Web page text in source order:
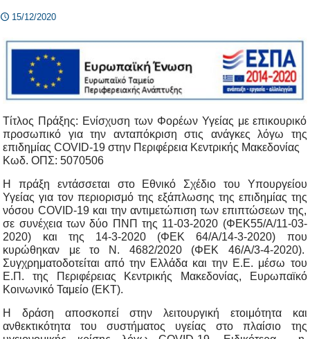
15/12/2020
Τίτλος Πράξης: Ενίσχυση των Φορέων Υγείας με επικουρικό
προσωπικό για την ανταπόκριση στις ανάγκες λόγω της
επιδημίας COVID-19 στην Περιφέρεια Κεντρικής Μακεδονίας
Κωδ. ΟΠΣ: 5070506
Η πράξη εντάσσεται στο Εθνικό Σχέδιο του Υπουργείου
Υγείας για τον περιορισμό της εξάπλωσης της επιδημίας της
νόσου COVID-19 και την αντιμετώπιση των επιπτώσεων της,
σε συνέχεια των δύο ΠΝΠ της 11-03-2020 (ΦΕΚ55/Α/11-03-
2020) και της 14-3-2020 (ΦΕΚ 64/Α/14-3-2020) που
κυρώθηκαν με το Ν. 4682/2020 (ΦΕΚ 46/Α/3-4-2020).
Συγχρηματοδοτείται από την Ελλάδα και την Ε.Ε. μέσω του
Ε.Π. της Περιφέρειας Κεντρικής Μακεδονίας, Ευρωπαϊκό
Κοινωνικό Ταμείο (ΕΚΤ).
Η δράση αποσκοπεί στην λειτουργική ετοιμότητα και
ανθεκτικότητα του συστήματος υγείας στο πλαίσιο της